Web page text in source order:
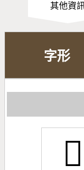
其他資
字形
󼴕